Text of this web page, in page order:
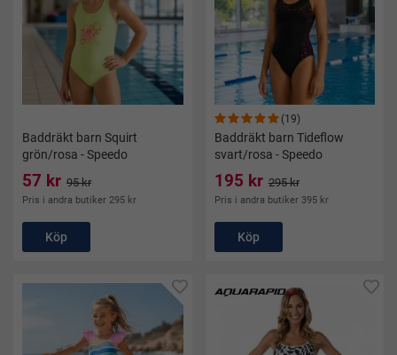
Baddräkt barn Squirt
grön/rosa - Speedo
57 kr 95 kr
Pris i andra butiker 295 kr
Köp
(19)
Baddräkt barn Tideflow
svart/rosa - Speedo
195 kr 295 kr
Pris i andra butiker 395 kr
Köp